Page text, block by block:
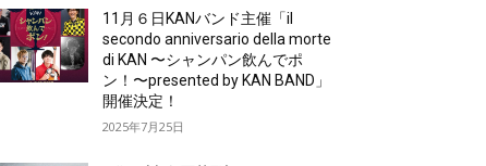
11月６日KANバンド主催「il
secondo anniversario della morte
di KAN 〜シャンパン飲んでポ
ン！〜presented by KAN BAND」
開催決定！
2025年7月25日